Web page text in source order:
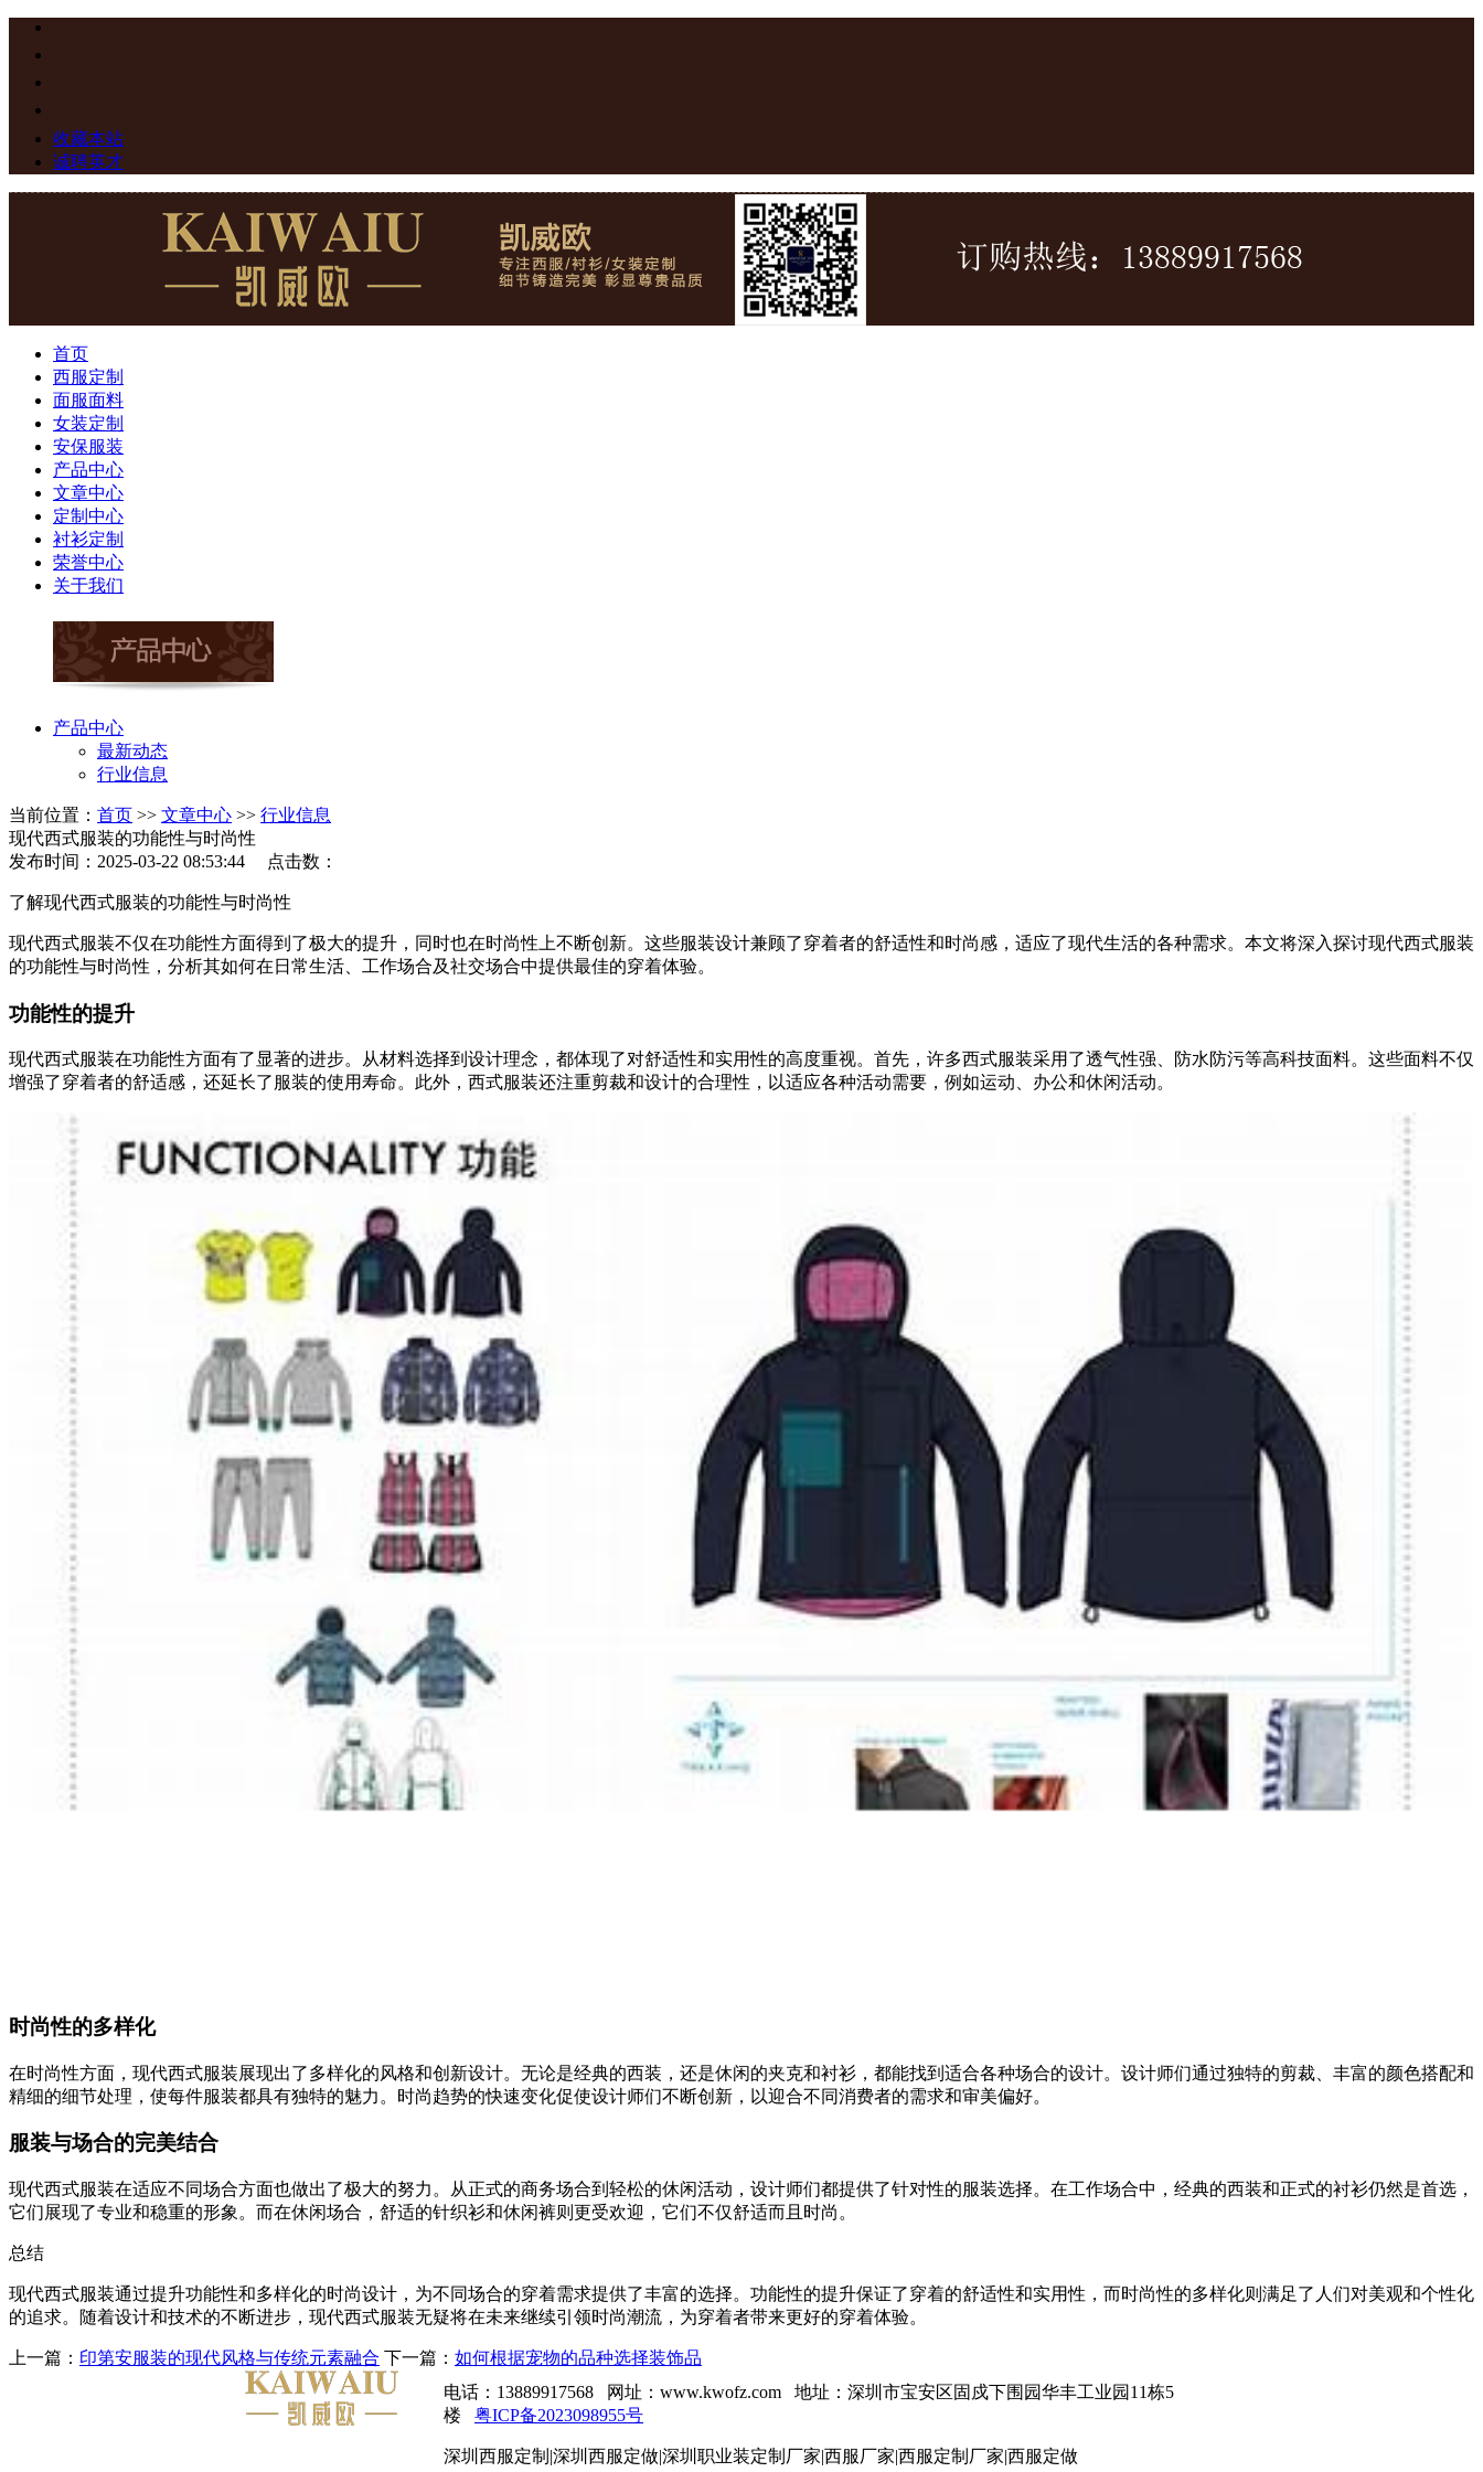
收藏本站
诚聘英才
首页
西服定制
面服面料
女装定制
安保服装
产品中心
文章中心
定制中心
衬衫定制
荣誉中心
关于我们
产品中心
最新动态
行业信息
当前位置： 首页 >> 文章中心 >> 行业信息
现代西式服装的功能性与时尚性
发布时间：2025-03-22 08:53:44 点击数：
了解现代西式服装的功能性与时尚性
现代西式服装不仅在功能性方面得到了极大的提升，同时也在时尚性上不断创新。这些服装设计兼顾了穿着者的舒适性和时尚感，适应了现代生活的各种需求。本文将深入探讨现代西式服装
的功能性与时尚性，分析其如何在日常生活、工作场合及社交场合中提供最佳的穿着体验。
功能性的提升
现代西式服装在功能性方面有了显著的进步。从材料选择到设计理念，都体现了对舒适性和实用性的高度重视。首先，许多西式服装采用了透气性强、防水防污等高科技面料。这些面料不仅
增强了穿着者的舒适感，还延长了服装的使用寿命。此外，西式服装还注重剪裁和设计的合理性，以适应各种活动需要，例如运动、办公和休闲活动。
时尚性的多样化
在时尚性方面，现代西式服装展现出了多样化的风格和创新设计。无论是经典的西装，还是休闲的夹克和衬衫，都能找到适合各种场合的设计。设计师们通过独特的剪裁、丰富的颜色搭配和
精细的细节处理，使每件服装都具有独特的魅力。时尚趋势的快速变化促使设计师们不断创新，以迎合不同消费者的需求和审美偏好。
服装与场合的完美结合
现代西式服装在适应不同场合方面也做出了极大的努力。从正式的商务场合到轻松的休闲活动，设计师们都提供了针对性的服装选择。在工作场合中，经典的西装和正式的衬衫仍然是首选，
它们展现了专业和稳重的形象。而在休闲场合，舒适的针织衫和休闲裤则更受欢迎，它们不仅舒适而且时尚。
总结
现代西式服装通过提升功能性和多样化的时尚设计，为不同场合的穿着需求提供了丰富的选择。功能性的提升保证了穿着的舒适性和实用性，而时尚性的多样化则满足了人们对美观和个性化
的追求。随着设计和技术的不断进步，现代西式服装无疑将在未来继续引领时尚潮流，为穿着者带来更好的穿着体验。
上一篇： 印第安服装的现代风格与传统元素融合 下一篇： 如何根据宠物的品种选择装饰品
电话：13889917568 网址：www.kwofz.com 地址：深圳市宝安区固戍下围园华丰工业园11栋5
楼 粤ICP备2023098955号
深圳西服定制|深圳西服定做|深圳职业装定制厂家|西服厂家|西服定制厂家|西服定做